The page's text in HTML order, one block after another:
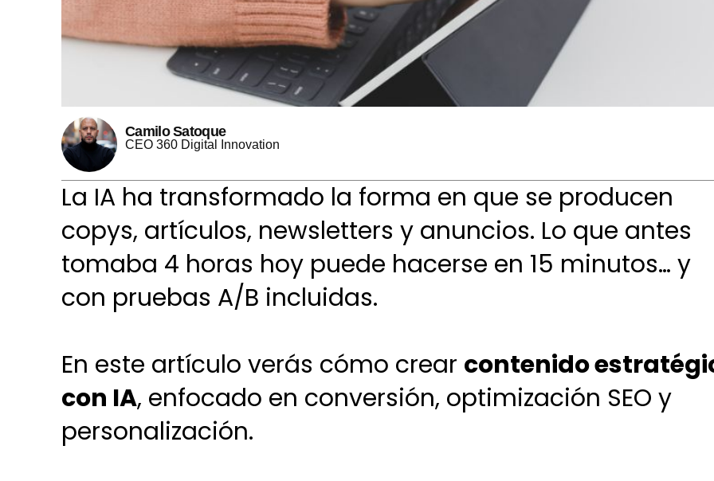
Camilo Satoque
CEO 360 Digital Innovation
La IA ha transformado la forma en que se producen
copys, artículos, newsletters y anuncios. Lo que antes
tomaba 4 horas hoy puede hacerse en 15 minutos… y
con pruebas A/B incluidas.
En este artículo verás cómo crear contenido
con IA, enfocado en conversión, optimización SEO y
personalización.